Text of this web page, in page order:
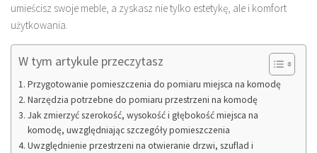
umieścisz swoje meble, a zyskasz nie tylko estetykę, ale i komfort
użytkowania.
W tym artykule przeczytasz
Przygotowanie pomieszczenia do pomiaru miejsca na komodę
Narzędzia potrzebne do pomiaru przestrzeni na komodę
Jak zmierzyć szerokość, wysokość i głębokość miejsca na
komodę, uwzględniając szczegóły pomieszczenia
Uwzględnienie przestrzeni na otwieranie drzwi, szuflad i